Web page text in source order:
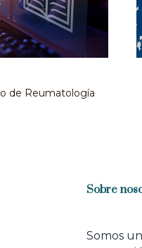
de Reumatología
Sobre
Somos